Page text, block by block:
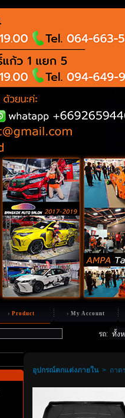
Product My Account
รถ:
อุปกรณ์ตกแต่งภายใน> ถาด